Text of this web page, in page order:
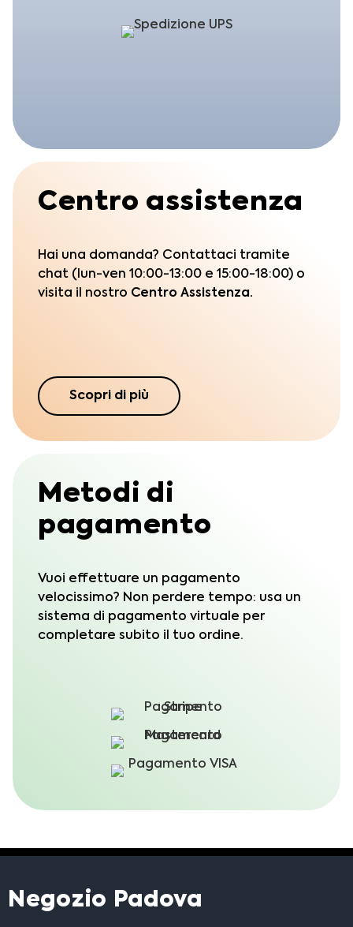
Centro assistenza
Hai una domanda? Contattaci tramite
chat (lun-ven 10:00-13:00 e 15:00-18:00) o
visita il nostro Centro Assistenza.
Scopri di più
Metodi di
pagamento
Vuoi effettuare un pagamento
velocissimo? Non perdere tempo: usa un
sistema di pagamento virtuale per
completare subito il tuo ordine.
Negozio Padova